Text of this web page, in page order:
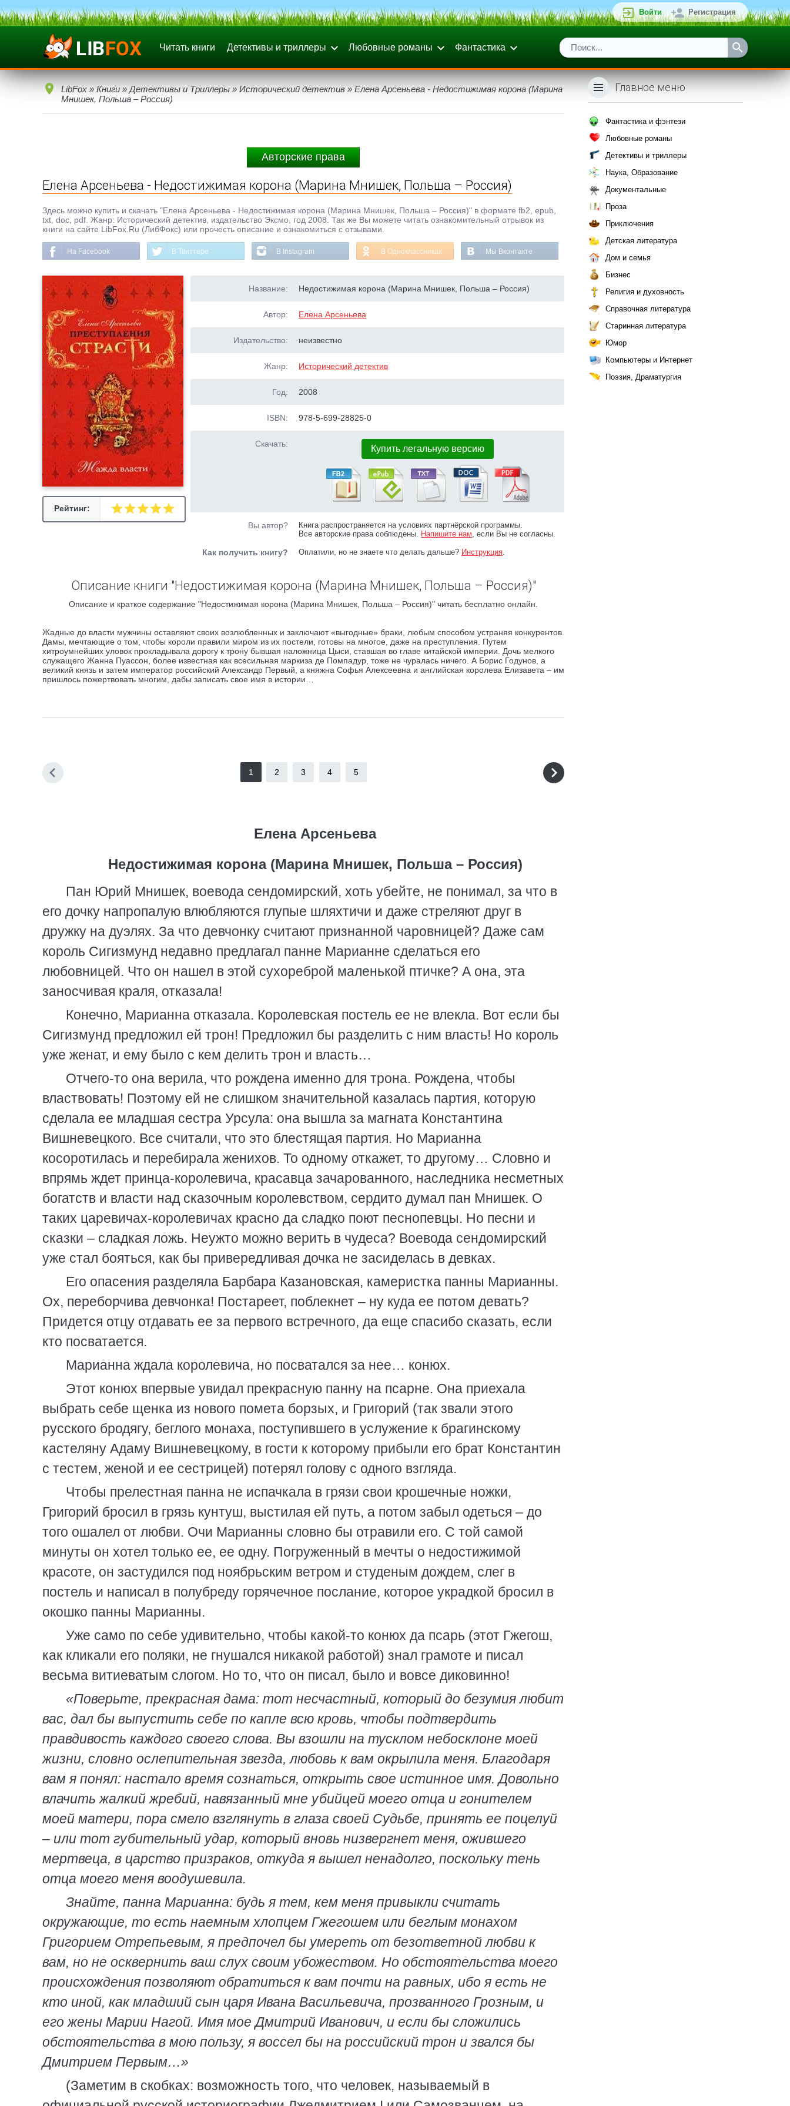
Войти Регистрация
Читать книги Детективы и триллеры Любовные романы Фантастика
LibFox » Книги » Детективы и Триллеры » Исторический детектив » Елена Арсеньева - Недостижимая корона (Марина
Мнишек, Польша – Россия)
Авторские права
Елена Арсеньева - Недостижимая корона (Марина Мнишек, Польша – Россия)
Здесь можно купить и скачать "Елена Арсеньева - Недостижимая корона (Марина Мнишек, Польша – Россия)" в формате fb2, epub,
txt, doc, pdf. Жанр: Исторический детектив, издательство Эксмо, год 2008. Так же Вы можете читать ознакомительный отрывок из
книги на сайте LibFox.Ru (ЛибФокс) или прочесть описание и ознакомиться с отзывами.
На Facebook В Твиттере В Instagram В Одноклассниках Мы Вконтакте
Рейтинг:
Название: Недостижимая корона (Марина Мнишек, Польша – Россия)
Автор: Елена Арсеньева
Издательство: неизвестно
Жанр: Исторический детектив
Год: 2008
ISBN: 978-5-699-28825-0
Скачать: Купить легальную версию
Вы автор?
Книга распространяется на условиях партнёрской программы.
Все авторские права соблюдены. Напишите нам, если Вы не согласны.
Как получить книгу? Оплатили, но не знаете что делать дальше? Инструкция.
Описание книги "Недостижимая корона (Марина Мнишек, Польша – Россия)"
Описание и краткое содержание "Недостижимая корона (Марина Мнишек, Польша – Россия)" читать бесплатно онлайн.
Жадные до власти мужчины оставляют своих возлюбленных и заключают «выгодные» браки, любым способом устраняя конкурентов.
Дамы, мечтающие о том, чтобы короли правили миром из их постели, готовы на многое, даже на преступления. Путем
хитроумнейших уловок прокладывала дорогу к трону бывшая наложница Цыси, ставшая во главе китайской империи. Дочь мелкого
служащего Жанна Пуассон, более известная как всесильная маркиза де Помпадур, тоже не чуралась ничего. А Борис Годунов, а
великий князь и затем император российский Александр Первый, а княжна Софья Алексеевна и английская королева Елизавета – им
пришлось пожертвовать многим, дабы записать свое имя в истории…
1 2 3 4 5
Елена Арсеньева
Недостижимая корона (Марина Мнишек, Польша – Россия)
Пан Юрий Мнишек, воевода сендомирский, хоть убейте, не понимал, за что в
его дочку напропалую влюбляются глупые шляхтичи и даже стреляют друг в
дружку на дуэлях. За что девчонку считают признанной чаровницей? Даже сам
король Сигизмунд недавно предлагал панне Марианне сделаться его
любовницей. Что он нашел в этой сухореброй маленькой птичке? А она, эта
заносчивая краля, отказала!
Конечно, Марианна отказала. Королевская постель ее не влекла. Вот если бы
Сигизмунд предложил ей трон! Предложил бы разделить с ним власть! Но король
уже женат, и ему было с кем делить трон и власть…
Отчего-то она верила, что рождена именно для трона. Рождена, чтобы
властвовать! Поэтому ей не слишком значительной казалась партия, которую
сделала ее младшая сестра Урсула: она вышла за магната Константина
Вишневецкого. Все считали, что это блестящая партия. Но Марианна
косоротилась и перебирала женихов. То одному откажет, то другому… Словно и
впрямь ждет принца-королевича, красавца зачарованного, наследника несметных
богатств и власти над сказочным королевством, сердито думал пан Мнишек. О
таких царевичах-королевичах красно да сладко поют песнопевцы. Но песни и
сказки – сладкая ложь. Неужто можно верить в чудеса? Воевода сендомирский
уже стал бояться, как бы привередливая дочка не засиделась в девках.
Его опасения разделяла Барбара Казановская, камеристка панны Марианны.
Ох, переборчива девчонка! Постареет, поблекнет – ну куда ее потом девать?
Придется отцу отдавать ее за первого встречного, да еще спасибо сказать, если
кто посватается.
Марианна ждала королевича, но посватался за нее… конюх.
Этот конюх впервые увидал прекрасную панну на псарне. Она приехала
выбрать себе щенка из нового помета борзых, и Григорий (так звали этого
русского бродягу, беглого монаха, поступившего в услужение к брагинскому
кастеляну Адаму Вишневецкому, в гости к которому прибыли его брат Константин
с тестем, женой и ее сестрицей) потерял голову с одного взгляда.
Чтобы прелестная панна не испачкала в грязи свои крошечные ножки,
Григорий бросил в грязь кунтуш, выстилая ей путь, а потом забыл одеться – до
того ошалел от любви. Очи Марианны словно бы отравили его. С той самой
минуты он хотел только ее, ее одну. Погруженный в мечты о недостижимой
красоте, он застудился под ноябрьским ветром и студеным дождем, слег в
постель и написал в полубреду горячечное послание, которое украдкой бросил в
окошко панны Марианны.
Уже само по себе удивительно, чтобы какой-то конюх да псарь (этот Гжегош,
как кликали его поляки, не гнушался никакой работой) знал грамоте и писал
весьма витиеватым слогом. Но то, что он писал, было и вовсе диковинно!
«Поверьте, прекрасная дама: тот несчастный, который до безумия любит
вас, дал бы выпустить себе по капле всю кровь, чтобы подтвердить
правдивость каждого своего слова. Вы взошли на тусклом небосклоне моей
жизни, словно ослепительная звезда, любовь к вам окрылила меня. Благодаря
вам я понял: настало время сознаться, открыть свое истинное имя. Довольно
влачить жалкий жребий, навязанный мне убийцей моего отца и гонителем
моей матери, пора смело взглянуть в глаза своей Судьбе, принять ее поцелуй
– или тот губительный удар, который вновь низвергнет меня, ожившего
мертвеца, в царство призраков, откуда я вышел ненадолго, поскольку тень
отца моего меня воодушевила.
Знайте, панна Марианна: будь я тем, кем меня привыкли считать
окружающие, то есть наемным хлопцем Гжегошем или беглым монахом
Григорием Отрепьевым, я предпочел бы умереть от безответной любви к
вам, но не осквернить ваш слух своим убожеством. Но обстоятельства моего
происхождения позволяют обратиться к вам почти на равных, ибо я есть не
кто иной, как младший сын царя Ивана Васильевича, прозванного Грозным, и
его жены Марии Нагой. Имя мое Дмитрий Иванович, и если бы сложились
обстоятельства в мою пользу, я воссел бы на российский трон и звался бы
Дмитрием Первым…»
(Заметим в скобках: возможность того, что человек, называемый в
Главное меню
Фантастика и фэнтези
Любовные романы
Детективы и триллеры
Наука, Образование
Документальные
Проза
Приключения
Детская литература
Дом и семья
Бизнес
Религия и духовность
Справочная литература
Старинная литература
Юмор
Компьютеры и Интернет
Поэзия, Драматургия